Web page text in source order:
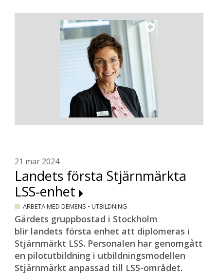
21 mar 2024
Landets första Stjärnmärkta
LSS-enhet
ARBETA MED DEMENS • UTBILDNING
Gärdets gruppbostad i Stockholm
blir landets första enhet att diplomeras i
Stjärnmärkt LSS. Personalen har genomgått
en pilotutbildning i utbildningsmodellen
Stjärnmärkt anpassad till LSS-området.